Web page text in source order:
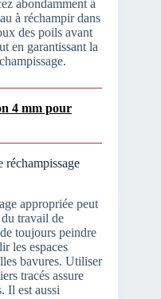
abondamment à
à réchampir dans
des poils avant
en garantissant la
4 mm pour
réchampissage
appropriée peut
travail de
toujours peindre
les espaces
bavures. Utiliser
tracés assure
Il est aussi